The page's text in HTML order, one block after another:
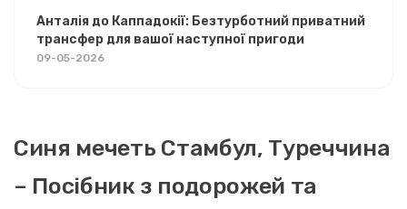
Синя мечеть Стамбул, Туреччина
– Посібник з подорожей та
Анталія до Каппадокії: Безтурботний приватний
трансфер для вашої наступної пригоди
09-05-2026